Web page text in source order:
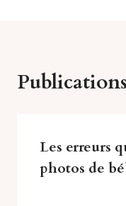
Les erreurs
photos de